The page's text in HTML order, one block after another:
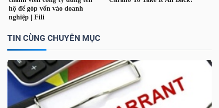
TIN CÙNG CHUYÊN MỤC
MÔ
NGÀNH